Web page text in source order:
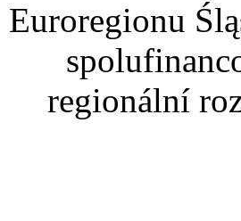
Euroregionu
regionální